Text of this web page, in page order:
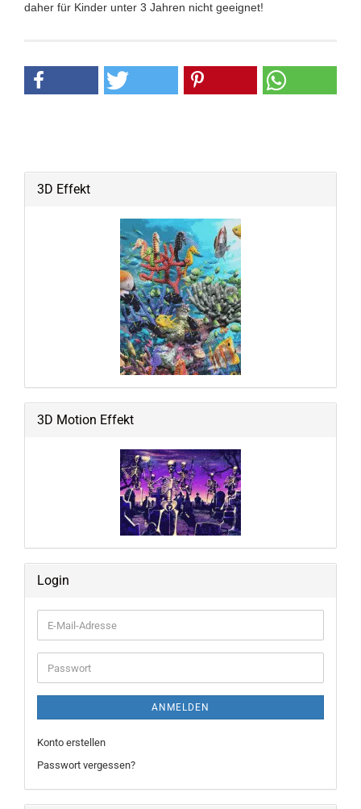
daher für Kinder unter 3 Jahren nicht geeignet!
3D Effekt
3D Motion Effekt
Login
E-
Mail-
Adresse
Passwort
ANMELDEN
Konto erstellen
Passwort vergessen?